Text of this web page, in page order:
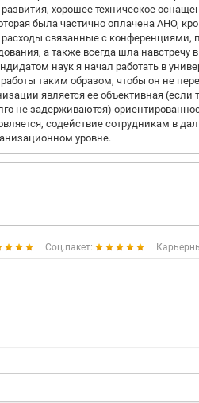
хорошее техническое
была частично оплачена АНО,
расходы связанные с конференциями,
а также всегда шла навстречу
наук я начал работать в
таким образом, чтобы он не
является ее объективная (если
не задерживаются)
содействие сотрудникам в
уровне.
Соц.пакет: